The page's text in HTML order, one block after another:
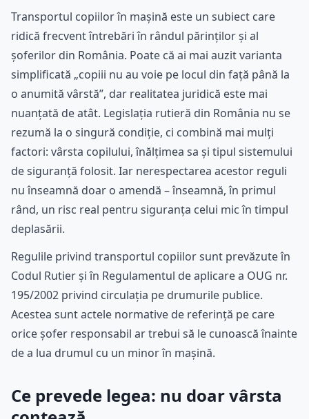
Transportul copiilor în mașină este un subiect care
ridică frecvent întrebări în rândul părinților și al
șoferilor din România. Poate că ai mai auzit varianta
simplificată „copiii nu au voie pe locul din față până la
o anumită vârstă”, dar realitatea juridică este mai
nuanțată de atât. Legislația rutieră din România nu se
rezumă la o singură condiție, ci combină mai mulți
factori: vârsta copilului, înălțimea sa și tipul sistemului
de siguranță folosit. Iar nerespectarea acestor reguli
nu înseamnă doar o amendă – înseamnă, în primul
rând, un risc real pentru siguranța celui mic în timpul
deplasării.
Regulile privind transportul copiilor sunt prevăzute în
Codul Rutier și în Regulamentul de aplicare a OUG nr.
195/2002 privind circulația pe drumurile publice.
Acestea sunt actele normative de referință pe care
orice șofer responsabil ar trebui să le cunoască înainte
de a lua drumul cu un minor în mașină.
Ce prevede legea: nu doar vârsta